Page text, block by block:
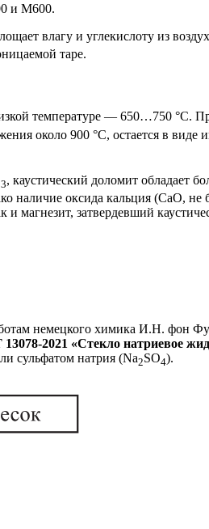
и М600.
влагу и углекислоту из
таре.
температуре — 650…750 °С.
около 900 °С, остается в
3, каустический доломит обладает
наличие оксида кальция (CaO,
и магнезит, затвердевший
немецкого химика И.Н. фон
2021 «Стекло натриевое
сульфатом натрия (Na2SO4).